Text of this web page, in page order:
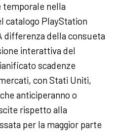
temporale nella
catalogo PlayStation
differenza della consueta
interattiva del
scadenze
con Stati Uniti,
anticiperanno o
rispetto alla
per la maggior parte